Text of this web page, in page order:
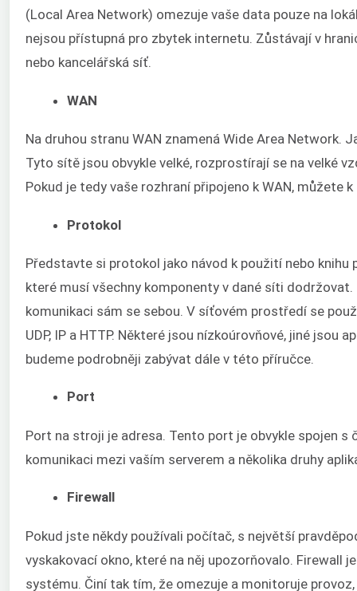
(Local Area Network) omezuje vaše data pouze na
nejsou přístupná pro zbytek internetu. Zůstávají v
nebo kancelářská síť.
WAN
Na druhou stranu WAN znamená Wide Area
Tyto sítě jsou obvykle velké, rozprostírají se na velké
Pokud je tedy vaše rozhraní připojeno k WAN, můžete
Protokol
Představte si protokol jako návod k použití nebo knihu
které musí všechny komponenty v dané síti
komunikaci sám se sebou. V síťovém prostředí se
UDP, IP a HTTP. Některé jsou nízkoúrovňové, jiné jsou
budeme podrobněji zabývat dále v této příručce.
Port
Port na stroji je adresa. Tento port je obvykle spojen
komunikaci mezi vaším serverem a několika druhy
Firewall
Pokud jste někdy používali počítač, s největší
vyskakovací okno, které na něj upozorňovalo. Firewall
systému. Činí tak tím, že omezuje a monitoruje